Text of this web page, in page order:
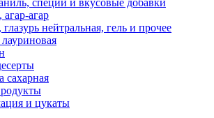
агар
нейтральная, гель и прочее
лауриновая
сахарная
и цукаты